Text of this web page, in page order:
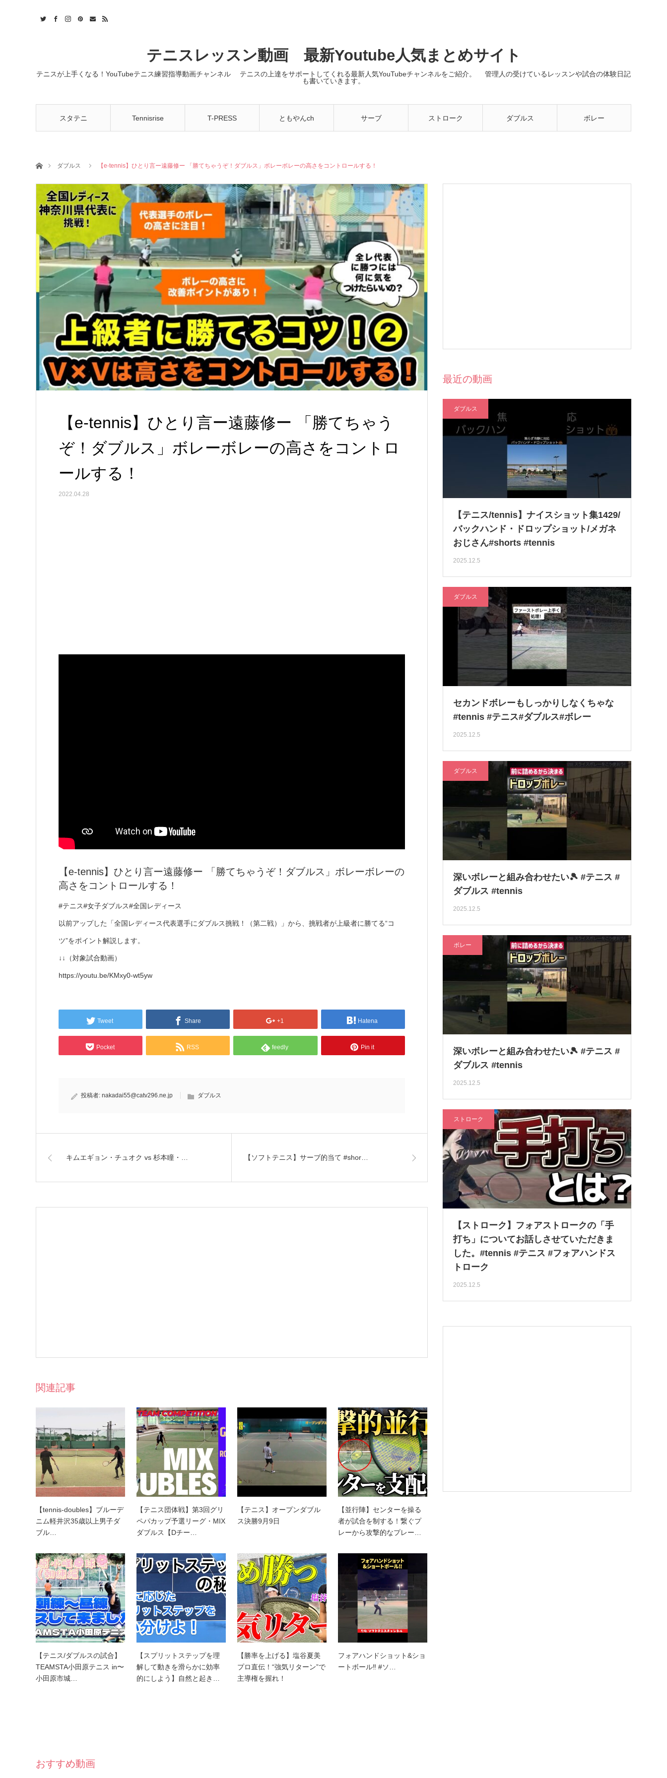
テニスレッスン動画 最新Youtube人気まとめサイト
テニスが上手くなる！YouTubeテニス練習指導動画チャンネル テニスの上達をサポートしてくれる最新人気YouTubeチャンネルをご紹介。 管理人の受けているレッスンや試合の体験日記
も書いていきます。
スタテニ Tennisrise T-PRESS ともやんch サーブ ストローク ダブルス ボレー
ホームダブルス 【e-tennis】ひとり言ー遠藤修ー 「勝てちゃうぞ！ダブルス」ボレーボレーの高さをコントロールする！
【e-tennis】ひとり言ー遠藤修ー 「勝てちゃう
ぞ！ダブルス」ボレーボレーの高さをコントロ
ールする！
2022.04.28
【e-tennis】ひとり言ー遠藤修ー 「勝てちゃうぞ！ダブルス」ボレーボレーの
高さをコントロールする！
#テニス#女子ダブルス#全国レディース
以前アップした「全国レディース代表選手にダブルス挑戦！（第二戦）」から、挑戦者が上級者に勝てる“コ
ツ”をポイント解説します。
↓↓（対象試合動画）
https://youtu.be/KMxy0-wt5yw
Tweet Share +1 Hatena
Pocket RSS feedly Pin it
投稿者: nakadai55@catv296.ne.jp ダブルス
キムエギョン・チュオク vs 杉本瞳・… 【ソフトテニス】サーブ的当て #shor…
関連記事
【tennis-doubles】ブルーデ
ニム軽井沢35歳以上男子ダ
ブル…
【テニス団体戦】第3回グリ
ペパカップ予選リーグ・MIX
ダブルス【Dチー…
【テニス】オープンダブル
ス決勝9月9日
【並行陣】センターを操る
者が試合を制する！繋ぐプ
レーから攻撃的なプレー…
【テニス/ダブルスの試合】
TEAMSTA小田原テニス in〜
小田原市城…
【スプリットステップを理
解して動きを滑らかに効率
的にしよう】自然と起き…
【勝率を上げる】塩谷夏美
プロ直伝！“強気リターン”で
主導権を握れ！
フォアハンドショット&ショ
ートボール‼︎ #ソ…
最近の動画
ダブルス
【テニス/tennis】ナイスショット集1429/
バックハンド・ドロップショット/メガネ
おじさん#shorts #tennis
2025.12.5
ダブルス
セカンドボレーもしっかりしなくちゃな
#tennis #テニス#ダブルス#ボレー
2025.12.5
ダブルス
深いボレーと組み合わせたい🎾 #テニス #
ダブルス #tennis
2025.12.5
ボレー
深いボレーと組み合わせたい🎾 #テニス #
ダブルス #tennis
2025.12.5
ストローク
【ストローク】フォアストロークの「手
打ち」についてお話しさせていただきま
した。#tennis #テニス #フォアハンドス
トローク
2025.12.5
おすすめ動画